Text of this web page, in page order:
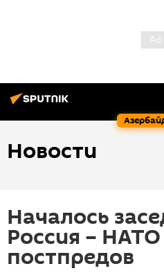
Новости
Началось
Россия –
постпредов